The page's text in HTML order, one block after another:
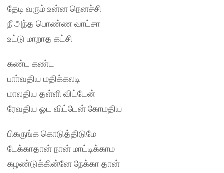
தேடி வரும் உன்ன நெனச்சி
நீ அந்த பொண்ண வாட்சா
உட்டு மாறாத கட்சி
கண்ட கண்ட
பாா்வதிய மதிக்கலடி
மாலதிய தள்ளி விட்டேன்
ரேவதிய ஓட விட்டேன் கோமதிய
பிகருங்க கொடுத்திடுமே
டேக்காதான் நான் மாட்டிக்காம
கழண்டுக்கின்னே நேக்கா தான்